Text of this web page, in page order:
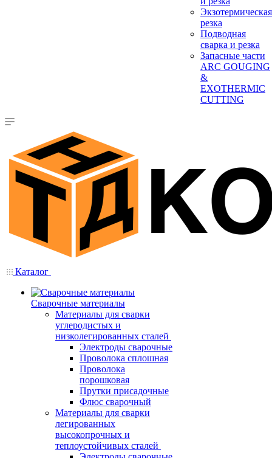
Экзотермическая
резка
Подводная
сварка и резка
Запасные части
ARC GOUGING
&
EXOTHERMIC
CUTTING
Каталог
Сварочные материалы
Материалы для сварки
углеродистых и
низколегированных сталей
Электроды сварочные
Проволока сплошная
Проволока
порошковая
Прутки присадочные
Флюс сварочный
Материалы для сварки
легированных
высокопрочных и
теплоустойчивых сталей